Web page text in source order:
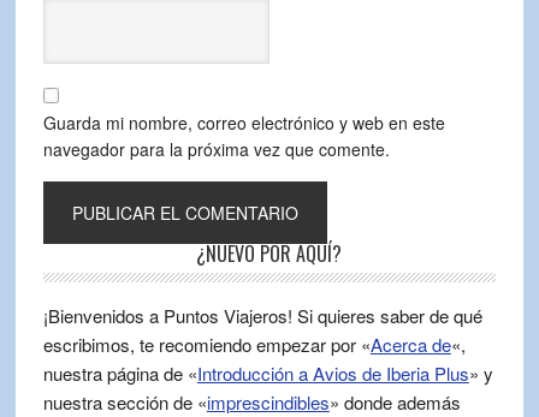
Guarda mi nombre, correo electrónico y web en este
navegador para la próxima vez que comente.
¿NUEVO POR AQUÍ?
¡Bienvenidos a Puntos Viajeros! Si quieres saber de qué
escribimos, te recomiendo empezar por «Acerca de«,
nuestra página de «Introducción a Avios de Iberia Plus» y
nuestra sección de «imprescindibles» donde además